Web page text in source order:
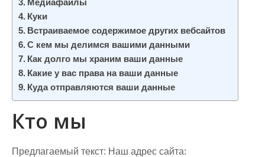
Медиафайлы
Куки
Встраиваемое содержимое других вебсайтов
С кем мы делимся вашими данными
Как долго мы храним ваши данные
Какие у вас права на ваши данные
Куда отправляются ваши данные
Кто мы
Предлагаемый текст: Наш адрес сайта: